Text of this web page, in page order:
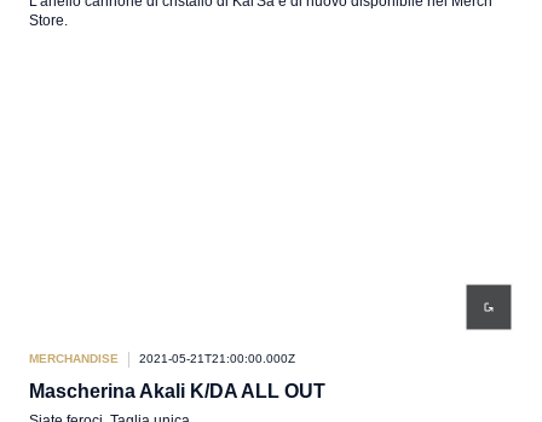
Store.
MERCHANDISE 2021-05-21T21:00:00.000Z
Mascherina Akali K/DA ALL OUT